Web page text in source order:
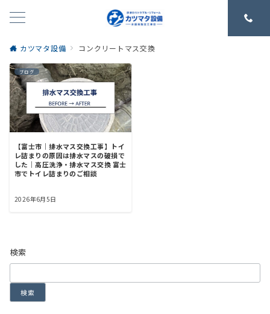
カツマタ設備 コンクリートマス交換
ブログ
【富士市｜排水マス交換工事】トイ
レ詰まりの原因は排水マスの破損で
した｜高圧洗浄・排水マス交換 富士
市でトイレ詰まりのご相談
2026年6月5日
検索
検索